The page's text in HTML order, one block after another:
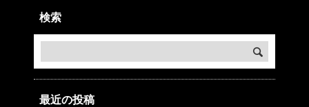
検索
最近の投稿